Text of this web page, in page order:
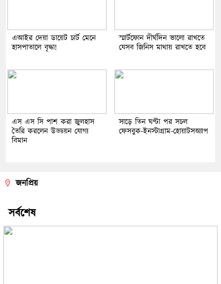
এআইর দেয়া ডায়েট চার্ট মেনে
হাসপাতালে বৃদ্ধা!
স্মার্টফোন দীর্ঘদিন ভালো রাখতে
যেসব জিনিস মাথায় রাখতে হবে
এস এস সি পাশ করা জুলহাস
তৈরি করলেন উড্ডয়ন যোগ্য
বিমান
সাড়ে তিন ঘণ্টা পর সচল
ফেসবুক-ইনস্টাগ্রাম-হোয়াটসঅ্যাপ
জনপ্রিয়
সর্বশেষ